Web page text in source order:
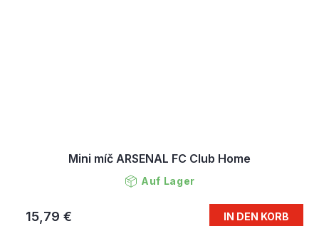
Mini míč ARSENAL FC Club Home
Auf Lager
15,79 € IN DEN KORB